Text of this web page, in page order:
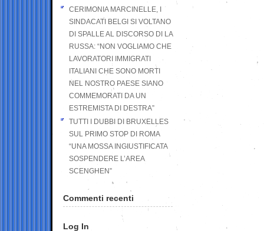
CERIMONIA MARCINELLE, I
SINDACATI BELGI SI VOLTANO
DI SPALLE AL DISCORSO DI LA
RUSSA: “NON VOGLIAMO CHE
LAVORATORI IMMIGRATI
ITALIANI CHE SONO MORTI
NEL NOSTRO PAESE SIANO
COMMEMORATI DA UN
ESTREMISTA DI DESTRA”
TUTTI I DUBBI DI BRUXELLES
SUL PRIMO STOP DI ROMA
“UNA MOSSA INGIUSTIFICATA
SOSPENDERE L’AREA
SCENGHEN”
Commenti recenti
Log In